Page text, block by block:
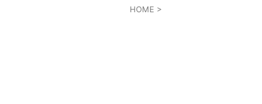
HOME >